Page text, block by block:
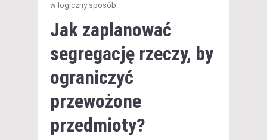
w logiczny sposób.
Jak zaplanować
segregację rzeczy, by
ograniczyć
przewożone
przedmioty?